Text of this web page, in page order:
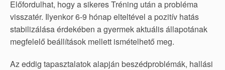
Előfordulhat, hogy a sikeres Tréning után a probléma
visszatér. Ilyenkor 6-9 hónap elteltével a pozitív hatás
stabilizálása érdekében a gyermek aktuális állapotának
megfelelő beállítások mellett ismételhető meg.
Az eddig tapasztalatok alapján beszédproblémák, hallási